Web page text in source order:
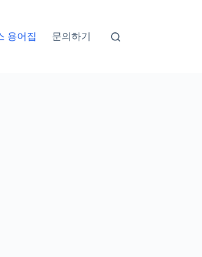
용어집 문의하기